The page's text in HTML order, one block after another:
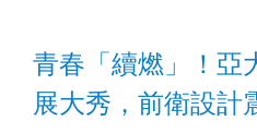
青春「續燃」！亞
展大秀，前衛設計